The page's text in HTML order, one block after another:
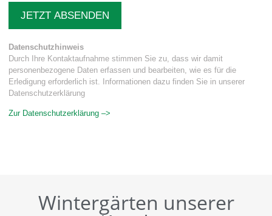
JETZT ABSENDEN
Datenschutzhinweis
Durch Ihre Kontaktaufnahme stimmen Sie zu, dass wir damit
personenbezogene Daten erfassen und bearbeiten, wie es für die
Erledigung erforderlich ist. Informationen dazu finden Sie in unserer
Datenschutzerklärung
Zur Datenschutzerklärung –>
Wintergärten unserer